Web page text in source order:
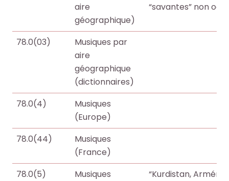
h
h
aire
géographique)
“savantes” non
78.0(03)
Musiques par
aire
géographique
(dictionnaires)
78.0(4)
Musiques
(Europe)
78.0(44)
Musiques
(France)
78.0(5)
Musiques
“Kurdistan,